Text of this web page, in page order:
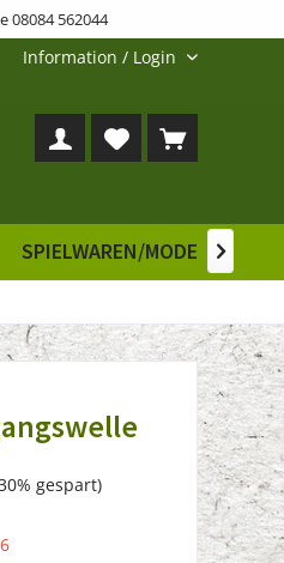
08084 562044
Information / Login
SPIELWAREN/MODELLE

gespart)